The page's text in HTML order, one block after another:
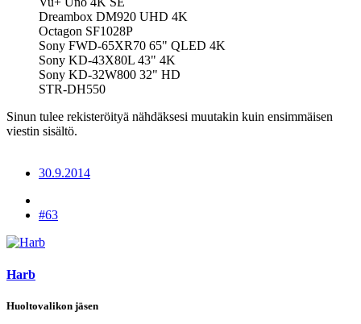
Dreambox DM920 UHD 4K
Octagon SF1028P
Sony FWD-65XR70 65" QLED 4K
Sony KD-43X80L 43" 4K
Sony KD-32W800 32" HD
STR-DH550
Sinun tulee rekisteröityä nähdäksesi muutakin kuin ensimmäisen
viestin sisältö.
30.9.2014
#63
Harb
Huoltovalikon jäsen